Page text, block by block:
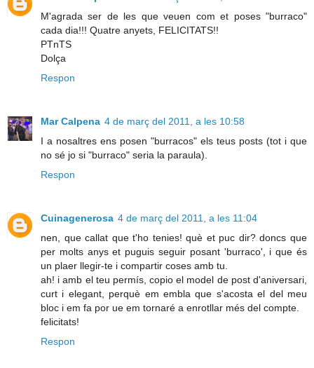
M'agrada ser de les que veuen com et poses "burraco"
cada dia!!! Quatre anyets, FELICITATS!!
PTnTS
Dolça
Respon
Mar Calpena 4 de març del 2011, a les 10:58
I a nosaltres ens posen "burracos" els teus posts (tot i que
no sé jo si "burraco" seria la paraula).
Respon
Cuinagenerosa 4 de març del 2011, a les 11:04
nen, que callat que t'ho tenies! què et puc dir? doncs que
per molts anys et puguis seguir posant 'burraco', i que és
un plaer llegir-te i compartir coses amb tu.
ah! i amb el teu permís, copio el model de post d'aniversari,
curt i elegant, perquè em embla que s'acosta el del meu
bloc i em fa por ue em tornaré a enrotllar més del compte.
felicitats!
Respon